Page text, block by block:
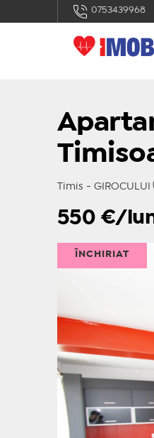
0753439968
Timis - GIROCULUI
550 €/
ÎNCHIRIAT